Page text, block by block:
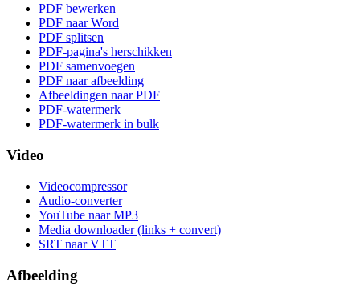
PDF bewerken
PDF naar Word
PDF splitsen
PDF-pagina's herschikken
PDF samenvoegen
PDF naar afbeelding
Afbeeldingen naar PDF
PDF-watermerk
PDF-watermerk in bulk
Video
Videocompressor
Audio-converter
YouTube naar MP3
Media downloader (links + convert)
SRT naar VTT
Afbeelding